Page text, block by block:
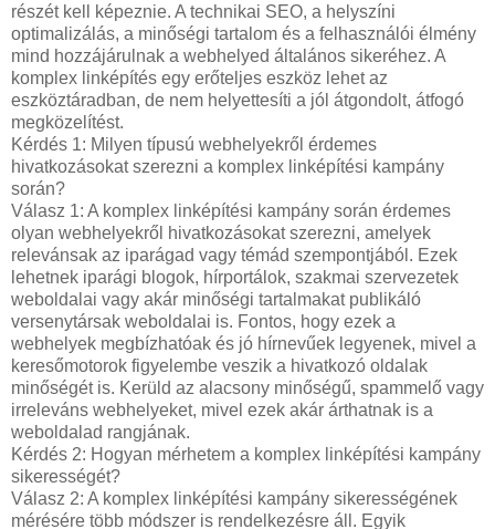
részét kell képeznie. A technikai SEO, a helyszíni
optimalizálás, a minőségi tartalom és a felhasználói élmény
mind hozzájárulnak a webhelyed általános sikeréhez. A
komplex linképítés egy erőteljes eszköz lehet az
eszköztáradban, de nem helyettesíti a jól átgondolt, átfogó
megközelítést.
Kérdés 1: Milyen típusú webhelyekről érdemes
hivatkozásokat szerezni a komplex linképítési kampány
során?
Válasz 1: A komplex linképítési kampány során érdemes
olyan webhelyekről hivatkozásokat szerezni, amelyek
relevánsak az iparágad vagy témád szempontjából. Ezek
lehetnek iparági blogok, hírportálok, szakmai szervezetek
weboldalai vagy akár minőségi tartalmakat publikáló
versenytársak weboldalai is. Fontos, hogy ezek a
webhelyek megbízhatóak és jó hírnevűek legyenek, mivel a
keresőmotorok figyelembe veszik a hivatkozó oldalak
minőségét is. Kerüld az alacsony minőségű, spammelő vagy
irreleváns webhelyeket, mivel ezek akár árthatnak is a
weboldalad rangjának.
Kérdés 2: Hogyan mérhetem a komplex linképítési kampány
sikerességét?
Válasz 2: A komplex linképítési kampány sikerességének
mérésére több módszer is rendelkezésre áll. Egyik